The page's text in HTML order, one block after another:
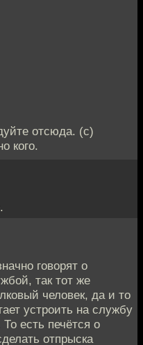
отсюда. (с)
кого.
говорят о
так тот же
человек, да и то
устроить на службу
есть печётся о
отпрыска